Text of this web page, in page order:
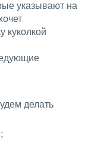
указывают на
куколкой
делать